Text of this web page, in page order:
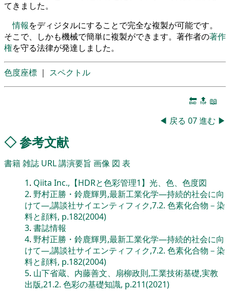
てきました。
情報をディジタルにすることで完全な複製が可能です。
そこで、しかも機械で簡単に複製ができます。著作者の著作
権を守る法律が発達しました。
色度座標 ｜ スペクトル
🔚 🔝 📖
◀ 戻る 07進む ▶
◇参考文献
書籍雑誌 URL講演要旨 画像 図 表
1. Qiita Inc.,【HDRと色彩管理1】光、色、色度図
2. 野村正勝・鈴鹿輝男,最新工業化学―持続的社会に向
けて―,講談社サイエンティフィク,7.2. 色素化合物－染
料と顔料, p.182(2004)
3. 書誌情報
4. 野村正勝・鈴鹿輝男,最新工業化学―持続的社会に向
けて―,講談社サイエンティフィク,7.2. 色素化合物－染
料と顔料, p.182(2004)
5. 山下省蔵、内藤善文、扇柳政則,工業技術基礎,実教
出版,21.2. 色彩の基礎知識, p.211(2021)